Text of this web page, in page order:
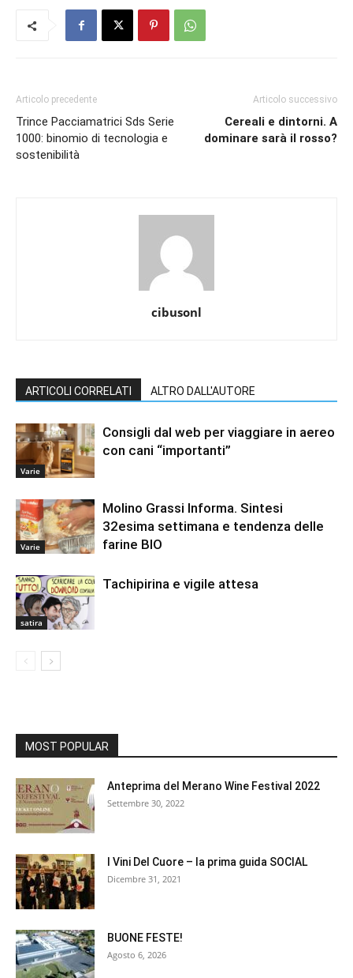
Articolo precedente
Trince Pacciamatrici Sds Serie
1000: binomio di tecnologia e
sostenibilità
Articolo successivo
Cereali e dintorni. A
dominare sarà il rosso?
cibusonl
ARTICOLI CORRELATI ALTRO DALL'AUTORE
Varie
Consigli dal web per viaggiare in aereo
con cani “importanti”
Varie
Molino Grassi Informa. Sintesi
32esima settimana e tendenza delle
farine BIO
satira
Tachipirina e vigile attesa
MOST POPULAR
Anteprima del Merano Wine Festival 2022
Settembre 30, 2022
I Vini Del Cuore – la prima guida SOCIAL
Dicembre 31, 2021
BUONE FESTE!
Agosto 6, 2026